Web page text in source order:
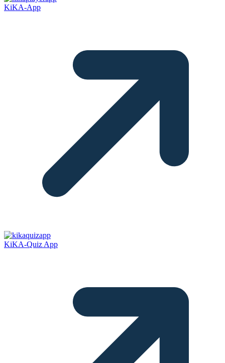
KiKA-App
KiKA-Quiz App